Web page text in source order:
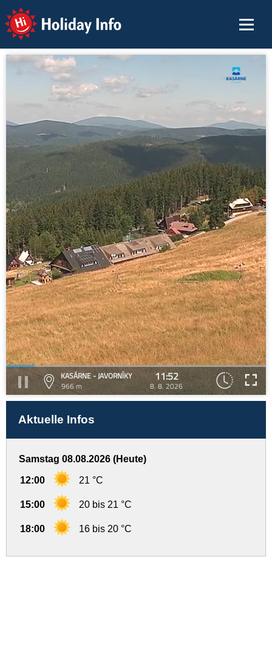
Holiday Info
KASÁRNE - JAVORNÍKY
966 m
11:52
8. 8. 2026
Aktuelle Infos
Samstag 08.08.2026 (Heute)
12:00 21 °C
15:00 20 bis 21 °C
18:00 16 bis 20 °C